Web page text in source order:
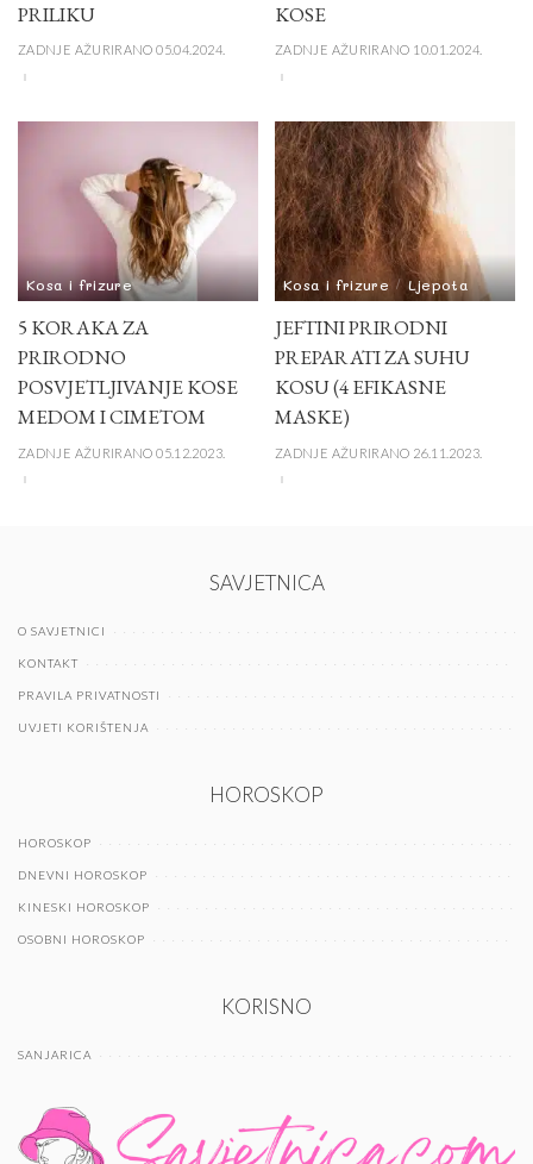
PRILIKU
ZADNJE AŽURIRANO 05.04.2024.
KOSE
ZADNJE AŽURIRANO 10.01.2024.
Kosa i frizure
5 KORAKA ZA
PRIRODNO
POSVJETLJIVANJE KOSE
MEDOM I CIMETOM
ZADNJE AŽURIRANO 05.12.2023.
Kosa i frizure Ljepota
JEFTINI PRIRODNI
PREPARATI ZA SUHU
KOSU (4 EFIKASNE
MASKE)
ZADNJE AŽURIRANO 26.11.2023.
SAVJETNICA
O SAVJETNICI
KONTAKT
PRAVILA PRIVATNOSTI
UVJETI KORIŠTENJA
HOROSKOP
HOROSKOP
DNEVNI HOROSKOP
KINESKI HOROSKOP
OSOBNI HOROSKOP
KORISNO
SANJARICA